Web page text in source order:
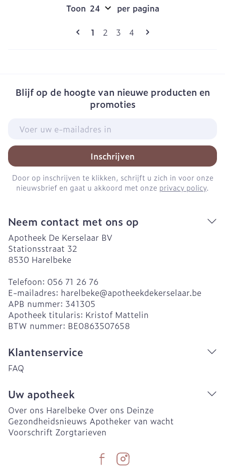
Pagina's
U lees momenteel pagina
1 Pagina
2 Pagina
3 Pagina
4
Toon per pagina
Blijf op de hoogte van nieuwe producten en
promoties
Inschrijven
Door op inschrijven te klikken, schrijft u zich in voor onze
nieuwsbrief en gaat u akkoord met onze privacy policy.
Neem contact met ons op
Apotheek De Kerselaar BV
Stationsstraat 32
8530 Harelbeke
Telefoon: 056 71 26 76
E-mailadres: harelbeke@apotheekdekerselaar.be
APB nummer: 341305
Apotheek titularis: Kristof Mattelin
BTW nummer: BE0863507658
Klantenservice
FAQ
Uw apotheek
Over ons Harelbeke Over ons Deinze
Gezondheidsnieuws Apotheker van wacht
Voorschrift Zorgtarieven